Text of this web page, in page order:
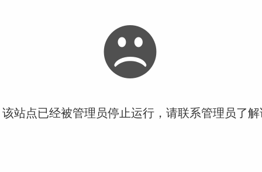
站点已经被管理员停止运行，请联系管理员了